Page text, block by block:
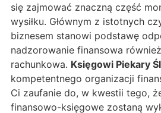
się zajmować znaczną część
wysiłku. Głównym z istotnych
biznesem stanowi podstawę
nadzorowanie finansowa
rachunkowa. Księgowi Piekary
kompetentnego organizacji
Ci zaufanie do, w kwestii tego,
finansowo-księgowe zostaną